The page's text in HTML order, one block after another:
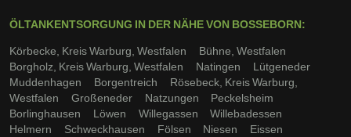
ÖLTANKENTSORGUNG IN DER NÄHE VON BOSSEBORN:
Körbecke, Kreis Warburg, Westfalen
Bühne, Westfalen
Borgholz, Kreis Warburg, Westfalen
Natingen
Lütgeneder
Muddenhagen
Borgentreich
Rösebeck, Kreis Warburg,
Westfalen
Großeneder Natzungen
Peckelsheim
Borlinghausen
Löwen Willegassen
Willebadessen
Helmern
Schweckhausen Fölsen Niesen
Eissen